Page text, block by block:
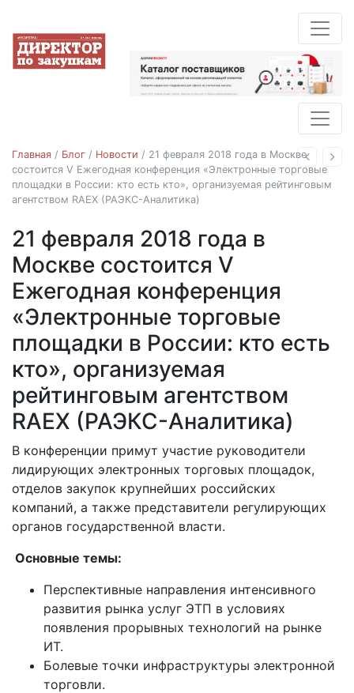
Назад
Главная / Блог / Новости / 21 февраля 2018 года в Москве
состоится V Ежегодная конференция «Электронные торговые
площадки в России: кто есть кто», организуемая рейтинговым
агентством RAEX (РАЭКС-Аналитика)
Новости
21 февраля 2018 года в
Москве состоится V
Ежегодная конференция
«Электронные торговые
площадки в России: кто есть
кто», организуемая
рейтинговым агентством
RAEX (РАЭКС-Аналитика)
23.01.2018
В конференции примут участие руководители
лидирующих электронных торговых площадок,
отделов закупок крупнейших российских
компаний, а также представители регулирующих
органов государственной власти.
Основные темы:
Перспективные направления интенсивного
развития рынка услуг ЭТП в условиях
появления прорывных технологий на рынке
ИТ.
Болевые точки инфраструктуры электронной
торговли.